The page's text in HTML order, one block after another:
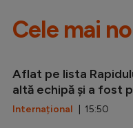
Cele mai
Aflat pe lista
altă echipă și a fost
Internațional | 15:50